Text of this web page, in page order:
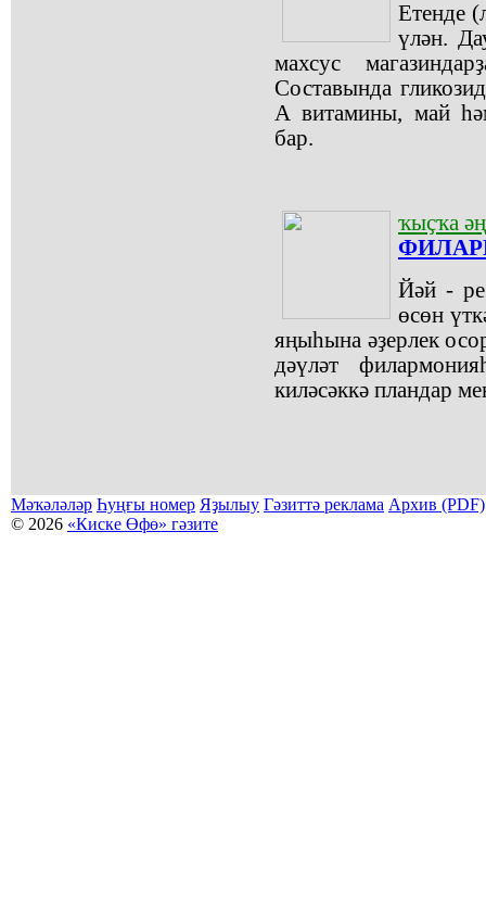
Етенде
үлән.
махсус
Составында
А витамины, май
бар.
ҡыҫҡа
Йәй -
өсөн
яңыһына әҙерлек
дәүләт
киләсәккә пландар
Мәҡәләләр Һуңғы номер Яҙылыу Гәзиттә реклама Архив (PDF)
© 2026 «Киске Өфө» гәзите